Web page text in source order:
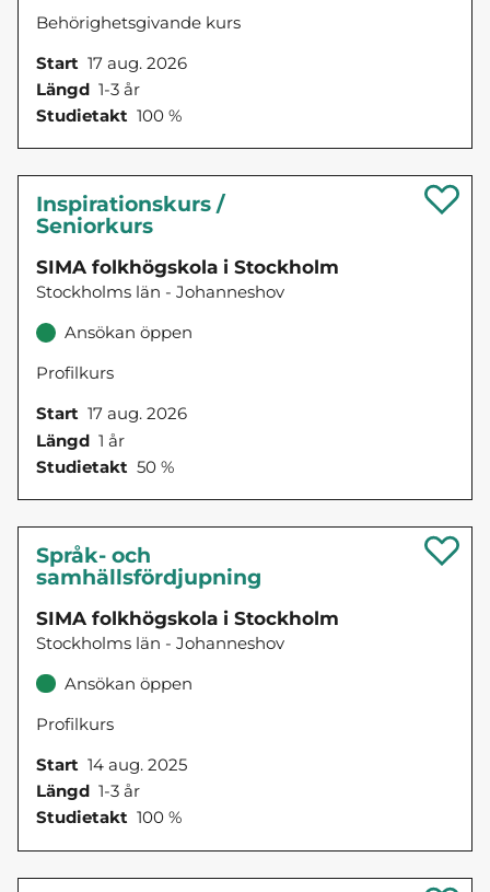
Behörighetsgivande kurs
Start 17 aug. 2026
Längd 1-3 år
Studietakt 100 %
Inspirationskurs /
Seniorkurs
SIMA folkhögskola i Stockholm
Stockholms län - Johanneshov
Ansökan öppen
Profilkurs
Start 17 aug. 2026
Längd 1 år
Studietakt 50 %
Språk- och
samhällsfördjupning
SIMA folkhögskola i Stockholm
Stockholms län - Johanneshov
Ansökan öppen
Profilkurs
Start 14 aug. 2025
Längd 1-3 år
Studietakt 100 %